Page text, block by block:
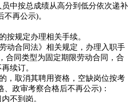
中按总成绩从高分到低分依次递补
再公示)。
规定办理相关手续。
合同法》相关规定，办理入职手
合同类型为固定期限劳动合同，合
续订。
取消其聘用资格，空缺岗位按考
政审考察合格后不再公示)：
不到岗。